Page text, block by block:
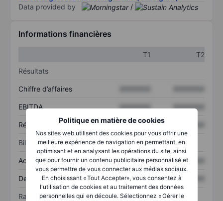
Politique en matière de cookies
Nos sites web utilisent des cookies pour vous offrir une
meilleure expérience de navigation en permettant, en
optimisant et en analysant les opérations du site, ainsi
que pour fournir un contenu publicitaire personnalisé et
vous permettre de vous connecter aux médias sociaux.
En choisissant « Tout Accepter», vous consentez à
l'utilisation de cookies et au traitement des données
personnelles qui en découle. Sélectionnez « Gérer le
Data provided by
/
Informations financières
T1
T2
Résultats
Chiffre d’affaires
EBITDA XXXXXXX XXXXXXX
Résultat net XXXXXXX
Bilan
Actif total XXXXXXX XXXXXXX
Dette totale XXXXXXX XXXXXXX
Ratios